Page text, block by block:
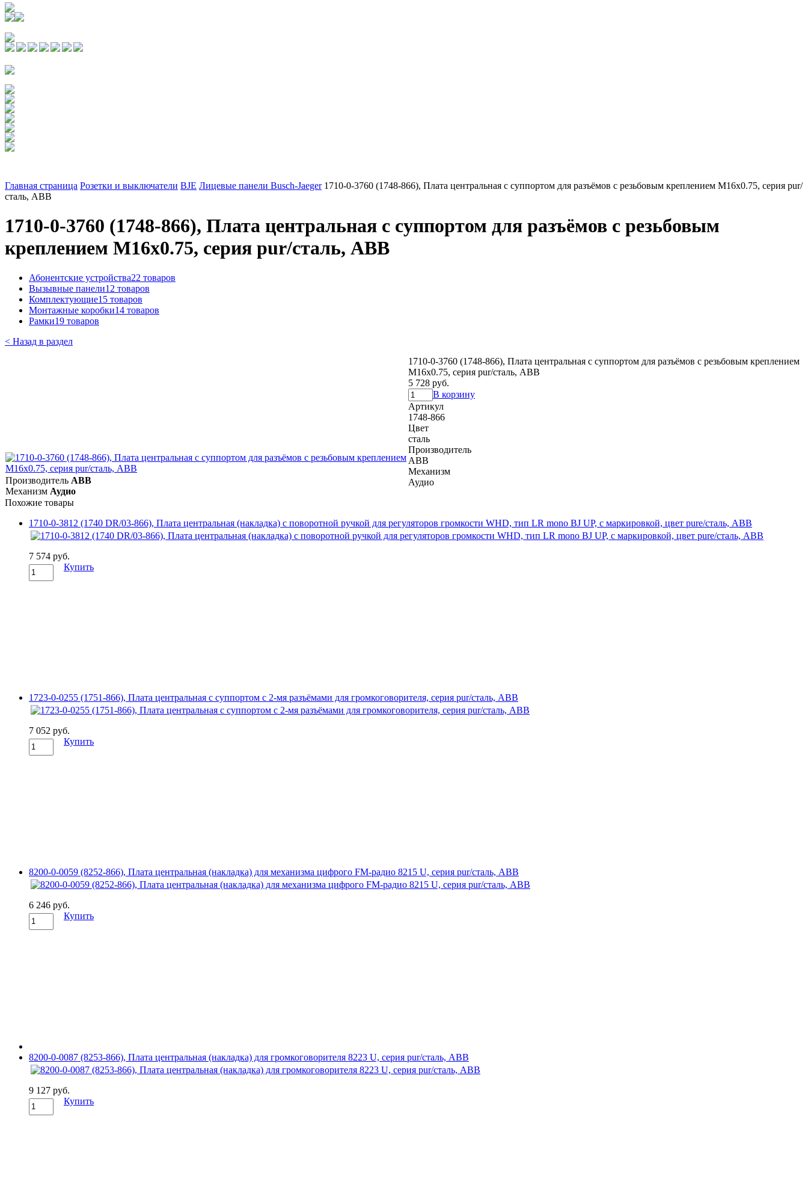
Главная страница Розетки и выключатели BJE Лицевые панели Busch-Jaeger 1710-0-3760 (1748-866), Плата центральная с суппортом для разъёмов с резьбовым креплением М16х0.75, серия pur/
сталь, ABB
1710-0-3760 (1748-866), Плата центральная с суппортом для разъёмов с резьбовым
креплением М16х0.75, серия pur/сталь, ABB
Абонентские устройства22 товаров
Вызывные панели12 товаров
Комплектующие15 товаров
Монтажные коробки14 товаров
Рамки19 товаров
< Назад в раздел
1710-0-3760 (1748-866), Плата центральная с суппортом для разъёмов с резьбовым креплением
М16х0.75, серия pur/сталь, ABB
5 728 руб.
В корзину
Артикул
1748-866
Цвет
сталь
Производитель
ABB
Механизм
Аудио
Производитель ABB
Механизм Аудио
Похожие товары
1710-0-3812 (1740 DR/03-866), Плата центральная (накладка) с поворотной ручкой для регуляторов громкости WHD, тип LR mono BJ UP, с маркировкой, цвет pure/сталь, ABB
7 574 руб.
Купить
1723-0-0255 (1751-866), Плата центральная с суппортом с 2-мя разъёмами для громкоговорителя, серия pur/сталь, ABB
7 052 руб.
Купить
8200-0-0059 (8252-866), Плата центральная (накладка) для механизма цифрого FM-радио 8215 U, серия pur/сталь, ABB
6 246 руб.
Купить
8200-0-0087 (8253-866), Плата центральная (накладка) для громкоговорителя 8223 U, серия pur/сталь, ABB
9 127 руб.
Купить